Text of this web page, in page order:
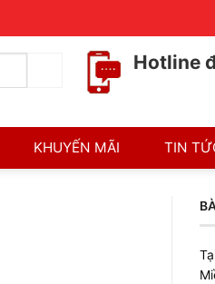
Hotline
KHUYẾN MÃI TIN